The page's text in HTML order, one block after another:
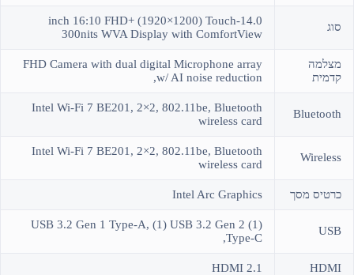
סוג
14.0-inch 16:10 FHD+ (1920×1200) Touch
300nits WVA Display with ComfortView
מצלמה
קדמית
FHD Camera with dual digital Microphone array
w/ AI noise reduction,
Bluetooth
Intel Wi-Fi 7 BE201, 2×2, 802.11be, Bluetooth
wireless card
Wireless
Intel Wi-Fi 7 BE201, 2×2, 802.11be, Bluetooth
wireless card
כרטיס מסך Intel Arc Graphics
USB
(1) USB 3.2 Gen 1 Type-A, (1) USB 3.2 Gen 2
Type-C,
HDMI
HDMI 2.1